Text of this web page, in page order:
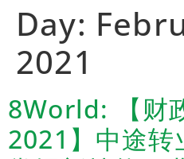
Day:
2021
8World: 【财
2021】中途转